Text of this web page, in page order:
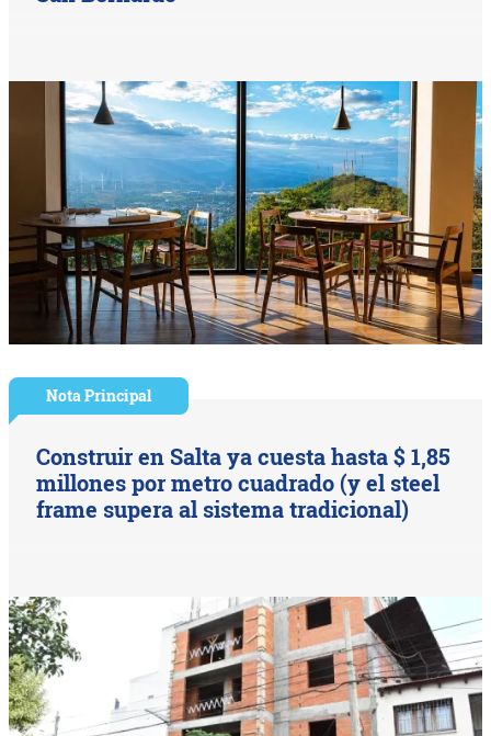
Nota Principal
Construir en Salta ya cuesta hasta $ 1,85
millones por metro cuadrado (y el steel
frame supera al sistema tradicional)